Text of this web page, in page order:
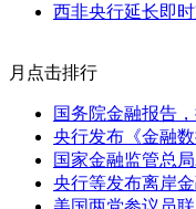
西非央行延长即
月点击排行
国务院金融报告
央行发布《金融
国家金融监管总
央行等发布离岸